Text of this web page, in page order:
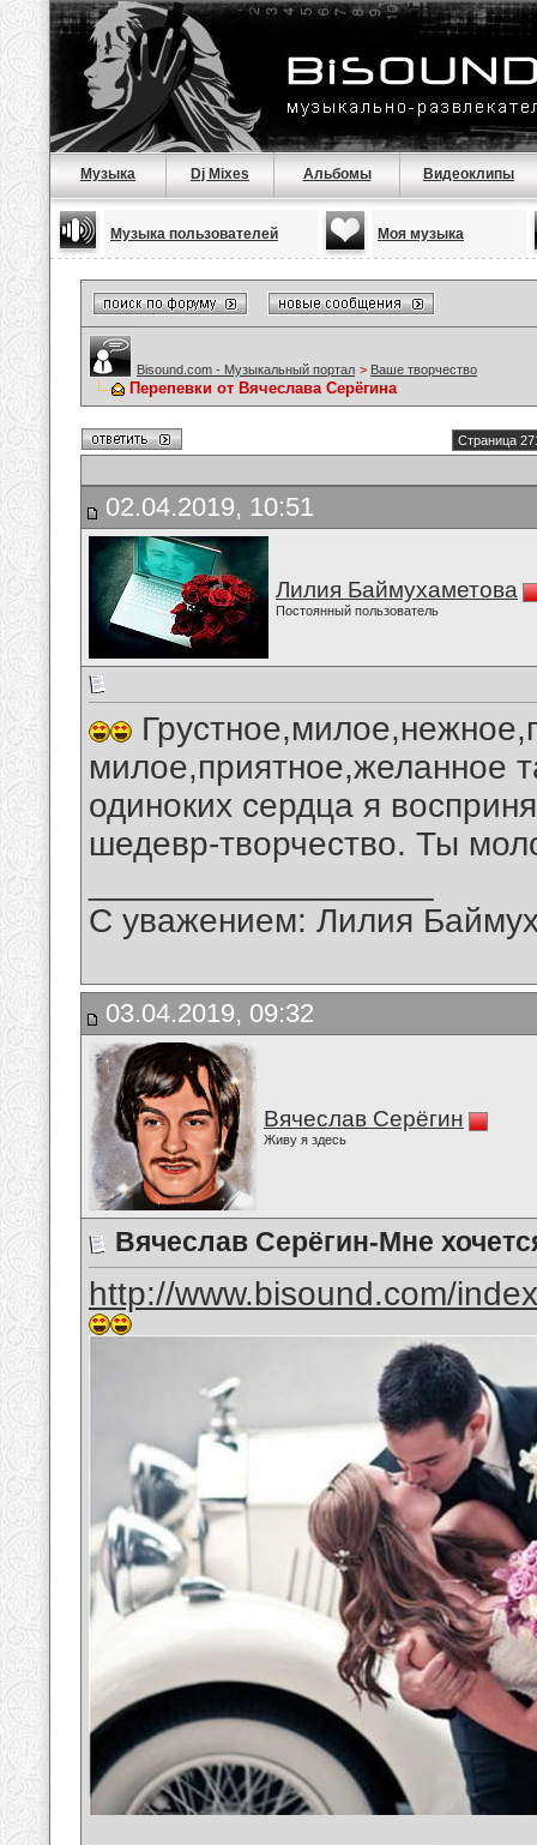
Музыка Dj Mixes Альбомы Видеоклипы
Музыка пользователей Моя музыка
Bisound.com - Музыкальный портал > Ваше творчество
Перепевки от Вячеслава Серёгина
Страница
02.04.2019, 10:51
Лилия Баймухаметова
Постоянный пользователь
милое,приятное,желанное
одиноких сердца я
шедевр-творчество. Ты
С уважением: Лилия
03.04.2019, 09:32
Вячеслав Серёгин
Живу я здесь
Вячеслав Серёгин-Мне
http://www.bisound.com/